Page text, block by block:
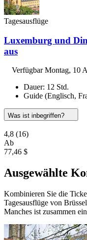
Tagesausflüge
Luxemburg und
aus
VerfügbarMontag, 10
Dauer: 12 Std.
Guide (Englisch,
Was ist inbegriffen?
4,8 (16)
Ab
77,46 $
Ausgewählte
Kombinieren Sie die
Tagesausflüge von
Manches ist zusammen